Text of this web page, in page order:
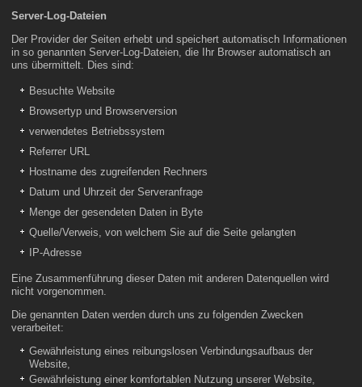
Server-Log-Dateien
Der Provider der Seiten erhebt und speichert automatisch Informationen
in so genannten Server-Log-Dateien, die Ihr Browser automatisch an
uns übermittelt. Dies sind:
Besuchte Website
Browsertyp und Browserversion
verwendetes Betriebssystem
Referrer URL
Hostname des zugreifenden Rechners
Datum und Uhrzeit der Serveranfrage
Menge der gesendeten Daten in Byte
Quelle/Verweis, von welchem Sie auf die Seite gelangten
IP-Adresse
Eine Zusammenführung dieser Daten mit anderen Datenquellen wird
nicht vorgenommen.
Die genannten Daten werden durch uns zu folgenden Zwecken
verarbeitet:
Gewährleistung eines reibungslosen Verbindungsaufbaus der
Website,
Gewährleistung einer komfortablen Nutzung unserer Website,